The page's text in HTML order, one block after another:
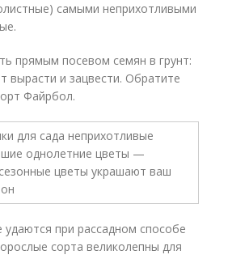
самыми неприхотливыми
прямым посевом семян в грунт:
вырасти и зацвести. Обратите
Файрбол.
при рассадном способе
сорта великолепны для